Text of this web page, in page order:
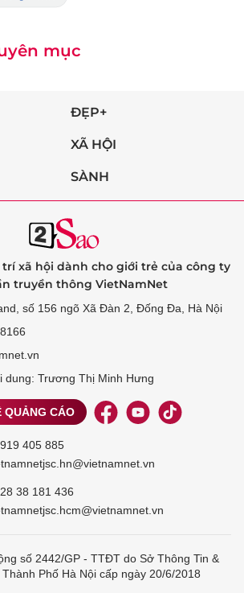
mục
ĐẸP+
XÃ HỘI
SÀNH
xã hội dành cho giới trẻ của công ty
truyền thông VietNamNet
số 156 ngõ Xã Đàn 2, Đống Đa, Hà Nội
dung: Trương Thị Minh Hưng
QUẢNG CÁO
405 885
38 181 436
số 2442/GP - TTĐT do Sở Thông Tin &
Phố Hà Nội cấp ngày 20/6/2018